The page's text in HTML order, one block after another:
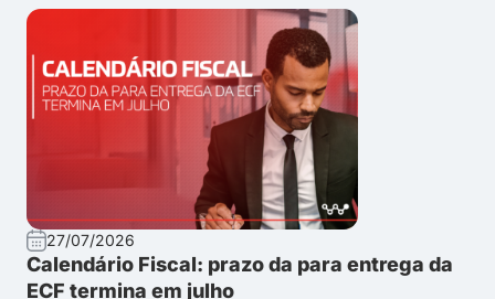
27/07/2026
Calendário Fiscal: prazo da para entrega da
ECF termina em julho